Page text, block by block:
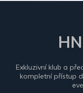
Exkluzivní klub a
kompletní přístup